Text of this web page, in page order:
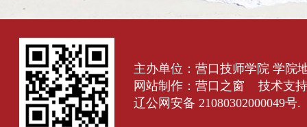
主办单位：营口技师学院 学院
网站制作： 营口之窗
技术支
辽公网安备 21080302000049号.